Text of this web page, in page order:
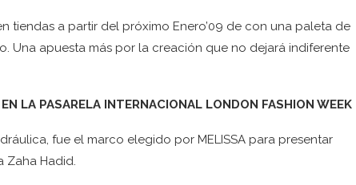
tiendas a partir del próximo Enero’09 de con una paleta de
Una apuesta más por la creación que no dejará indiferente
LA PASARELA INTERNACIONAL LONDON FASHION WEEK
fue el marco elegido por MELISSA para presentar
Zaha Hadid.